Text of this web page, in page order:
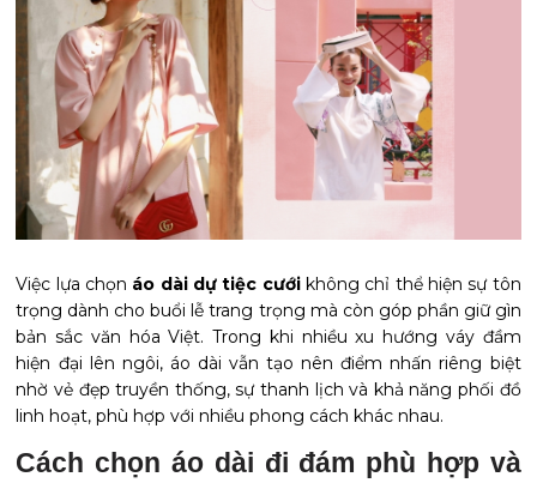
Việc lựa chọn áo dài dự tiệc cướikhông chỉ thể hiện sự tôn
trọng dành cho buổi lễ trang trọng mà còn góp phần giữ gìn
bản sắc văn hóa Việt. Trong khi nhiều xu hướng váy đầm
hiện đại lên ngôi, áo dài vẫn tạo nên điểm nhấn riêng biệt
nhờ vẻ đẹp truyền thống, sự thanh lịch và khả năng phối đồ
linh hoạt, phù hợp với nhiều phong cách khác nhau.
Cách chọn áo dài đi đám phù hợp và